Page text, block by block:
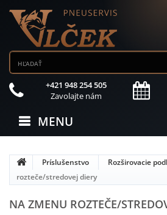
+421 948 254 505
Zavolajte nám
MENU
Príslušenstvo Rozširovacie
rozteče/stredovej diery
NA ZMENU ROZTEČE/